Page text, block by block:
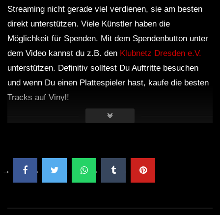
Streaming nicht gerade viel verdienen, sie am besten
direkt unterstützen. Viele Künstler haben die
Möglichkeit für Spenden. Mit dem Spendenbutton unter
dem Video kannst du z.B. den Klubnetz Dresden e.V.
unterstützen. Definitiv solltest Du Auftritte besuchen
und wenn Du einen Plattespieler hast, kaufe die besten
Tracks auf Vinyl!